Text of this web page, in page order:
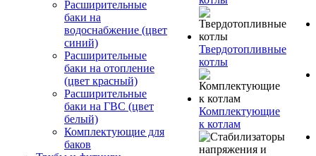
Расширительные
баки на
водоснабжение (цвет
синий)
Расширительные
баки на отопление
(цвет красный)
Расширительные
баки на ГВС (цвет
белый)
Комплектующие для
баков
Твердотопливные
котлы
Комплектующие
к котлам